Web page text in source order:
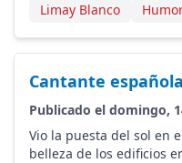
Limay Blanco
Cantante
Publicado el domingo,
Vio la puesta del sol en
belleza de los edificios